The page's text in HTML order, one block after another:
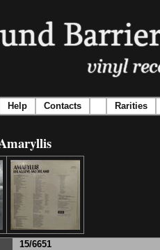
Help Contacts Rarities
15/6651